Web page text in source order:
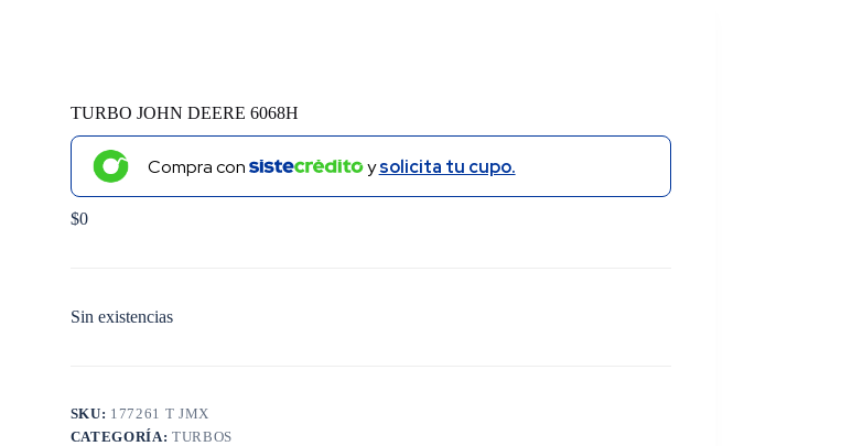
TURBO JOHN DEERE 6068H
Compra con ysolicita tu cupo.
$0
Sin existencias
SKU: 177261 T JMX
CATEGORÍA: TURBOS